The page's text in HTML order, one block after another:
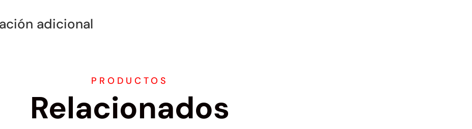
adicional
PRODUCTOS
Relacionados